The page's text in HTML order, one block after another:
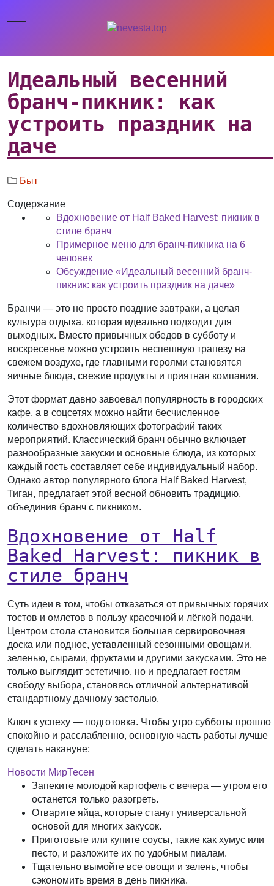
Идеальный весенний
бранч-пикник: как
устроить праздник на
даче
Быт
Содержание
Вдохновение от Half Baked Harvest: пикник в
стиле бранч
Примерное меню для бранч-пикника на 6
человек
Обсуждение «Идеальный весенний бранч-
пикник: как устроить праздник на даче»
Бранчи — это не просто поздние завтраки, а целая
культура отдыха, которая идеально подходит для
выходных. Вместо привычных обедов в субботу и
воскресенье можно устроить неспешную трапезу на
свежем воздухе, где главными героями становятся
яичные блюда, свежие продукты и приятная компания.
Этот формат давно завоевал популярность в городских
кафе, а в соцсетях можно найти бесчисленное
количество вдохновляющих фотографий таких
мероприятий. Классический бранч обычно включает
разнообразные закуски и основные блюда, из которых
каждый гость составляет себе индивидуальный набор.
Однако автор популярного блога Half Baked Harvest,
Тиган, предлагает этой весной обновить традицию,
объединив бранч с пикником.
Вдохновение от Half
Baked Harvest: пикник в
стиле бранч
Суть идеи в том, чтобы отказаться от привычных горячих
тостов и омлетов в пользу красочной и лёгкой подачи.
Центром стола становится большая сервировочная
доска или поднос, уставленный сезонными овощами,
зеленью, сырами, фруктами и другими закусками. Это не
только выглядит эстетично, но и предлагает гостям
свободу выбора, становясь отличной альтернативой
стандартному дачному застолью.
Ключ к успеху — подготовка. Чтобы утро субботы прошло
спокойно и расслабленно, основную часть работы лучше
сделать накануне:
Новости МирТесен
Запеките молодой картофель с вечера — утром его
останется только разогреть.
Отварите яйца, которые станут универсальной
основой для многих закусок.
Приготовьте или купите соусы, такие как хумус или
песто, и разложите их по удобным пиалам.
Тщательно вымойте все овощи и зелень, чтобы
сэкономить время в день пикника.